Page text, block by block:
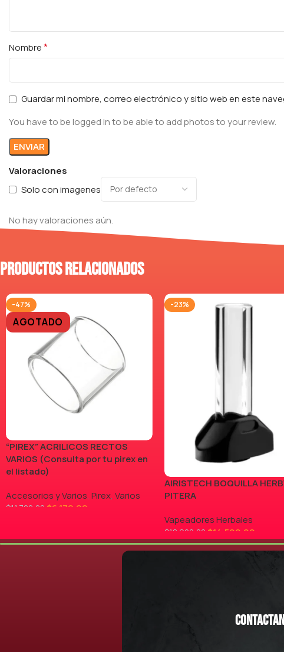
Valoraciones
Solo con imagenes
No hay valoraciones aún.
Nombre*
Guardar mi nombre, correo electrónico y sitio web en este
You have to be logged in to be able to add photos to your review.
Productos relacionados
-47%
AGOTADO
“PIREX” ACRILICOS RECTOS
VARIOS (Consulta por tu pirex en
el listado)
Accesorios y Varios, Pirex, Varios
$11.700,00 $6.170,00
-23%
AIRISTECH BOQUILLA
PITERA
Vapeadores Herbales
$18.900,00 $14.500,00
AGREGAR AL CARRITO